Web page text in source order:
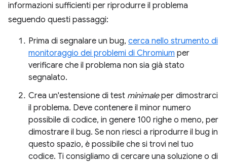
informazioni sufficienti per riprodurre il problema
seguendo questi passaggi:
Prima di segnalare un bug, cerca nello strumento di
monitoraggio dei problemi di Chromium per
verificare che il problema non sia già stato
segnalato.
Crea un'estensione di test minimaleper dimostrarci
il problema. Deve contenere il minor numero
possibile di codice, in genere 100 righe o meno, per
dimostrare il bug. Se non riesci a riprodurre il bug in
questo spazio, è possibile che si trovi nel tuo
codice. Ti consigliamo di cercare una soluzione o di